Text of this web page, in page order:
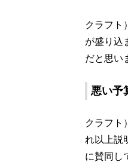
クラフト
が盛り込
だと思い
悪い予
クラフト
れ以上説
に賛同し